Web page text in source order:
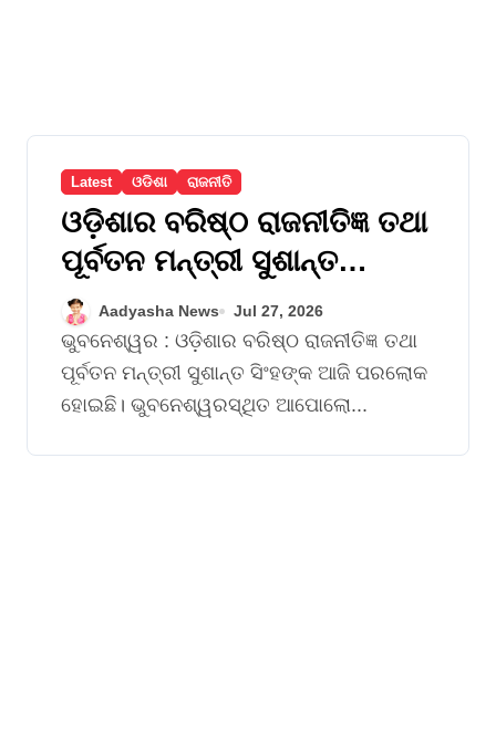
Latest ଓଡିଶା ରାଜନୀତି
ଓଡ଼ିଶାର ବରିଷ୍ଠ ରାଜନୀତିଜ୍ଞ ତଥା
ପୂର୍ବତନ ମନ୍ତ୍ରୀ ସୁଶାନ୍ତ
ସିଂହଙ୍କ ପରଲୋକ
Aadyasha News Jul 27, 2026
ଭୁବନେଶ୍ୱର : ଓଡ଼ିଶାର ବରିଷ୍ଠ ରାଜନୀତିଜ୍ଞ ତଥା
ପୂର୍ବତନ ମନ୍ତ୍ରୀ ସୁଶାନ୍ତ ସିଂହଙ୍କ ଆଜି ପରଲୋକ
ହୋଇଛି। ଭୁବନେଶ୍ୱରସ୍ଥିତ ଆପୋଲୋ...